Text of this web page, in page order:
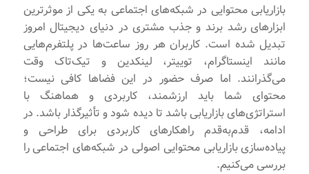
بازاریابی محتوایی در شبکه‌های اجتماعی به یکی از موثرترین
ابزارهای رشد برند و جذب مشتری در دنیای دیجیتال امروز
تبدیل شده است. کاربران هر روز ساعت‌ها در پلتفرم‌هایی
مانند اینستاگرام، توییتر، لینکدین و تیک‌تاک وقت
می‌گذرانند. اما صرف حضور در این فضاها کافی نیست؛
محتوای شما باید ارزشمند، کاربردی و هماهنگ با
استراتژی‌های بازاریابی باشد تا دیده شود و تأثیرگذار باشد. در
ادامه، قدم‌به‌قدم راهکارهای کاربردی برای طراحی و
پیاده‌سازی بازاریابی محتوایی اصولی در شبکه‌های اجتماعی را
بررسی می‌کنیم.